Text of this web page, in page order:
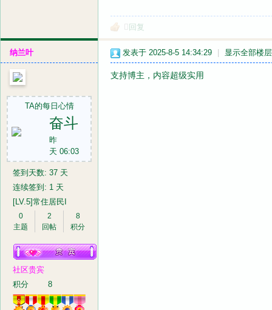
回复
纳兰叶
TA的每日心情
奋斗
昨
天 06:03
签到天数: 37 天
连续签到: 1 天
[LV.5]常住居民I
0
主题
2
回帖
8
积分
社区贵宾
积分
8
发表于 2025-8-5 14:34:29 显示全部楼层
支持博主，内容超级实用